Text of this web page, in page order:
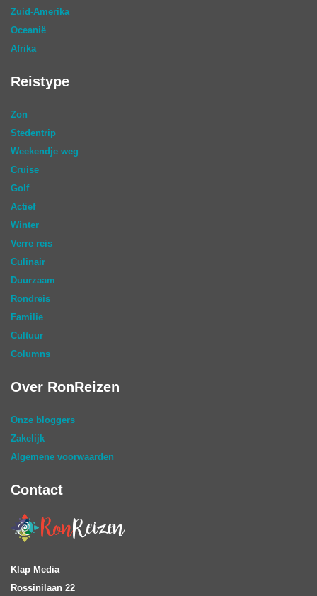
Zuid-Amerika
Oceanië
Afrika
Reistype
Zon
Stedentrip
Weekendje weg
Cruise
Golf
Actief
Winter
Verre reis
Culinair
Duurzaam
Rondreis
Familie
Cultuur
Columns
Over RonReizen
Onze bloggers
Zakelijk
Algemene voorwaarden
Contact
Klap Media
Rossinilaan 22